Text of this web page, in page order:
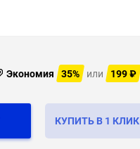
Экономия 35% или 199₽
КУПИТЬ В 1 КЛИК